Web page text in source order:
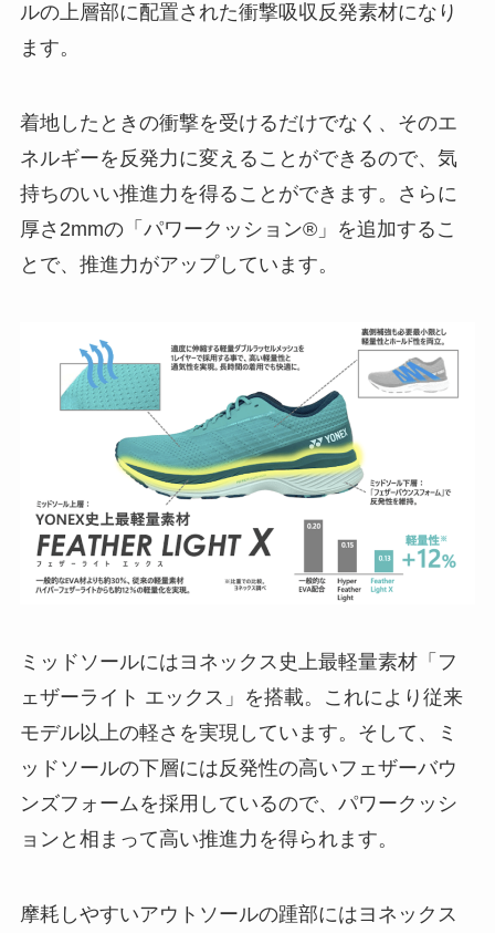
ルの上層部に配置された衝撃吸収反発素材になり
ます。
着地したときの衝撃を受けるだけでなく、そのエ
ネルギーを反発力に変えることができるので、気
持ちのいい推進力を得ることができます。さらに
厚さ2mmの「パワークッション®️」を追加するこ
とで、推進力がアップしています。
ミッドソールにはヨネックス史上最軽量素材「フ
ェザーライト エックス」を搭載。これにより従来
モデル以上の軽さを実現しています。そして、ミ
ッドソールの下層には反発性の高いフェザーバウ
ンズフォームを採用しているので、パワークッシ
ョンと相まって高い推進力を得られます。
摩耗しやすいアウトソールの踵部にはヨネックス